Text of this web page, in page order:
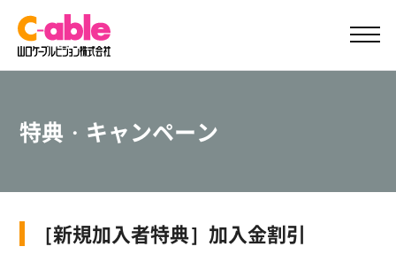
特典・キャンペーン
［新規加入者特典］加入金割引
ご加入案内